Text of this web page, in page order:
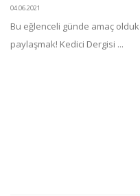
04.06.2021
Bu eğlenceli günde amaç
paylaşmak! Kedici Dergisi ...